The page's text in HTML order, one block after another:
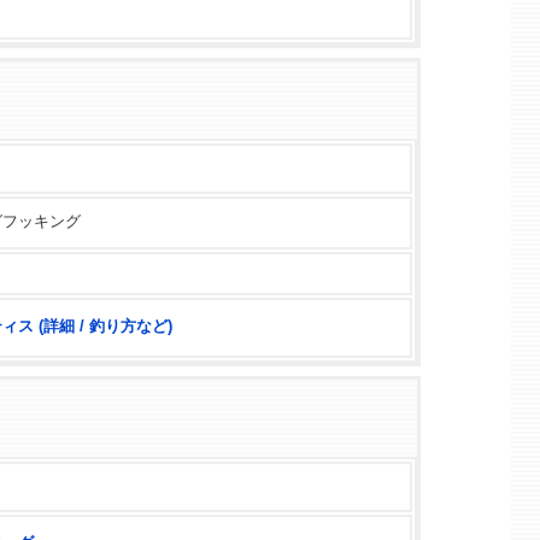
ッキング
ス (詳細 / 釣り方など)